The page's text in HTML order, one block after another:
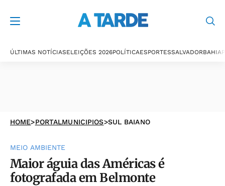
ÚLTIMAS NOTÍCIASELEIÇÕES 2026POLÍTICAESPORTESSALVADORBAHIA
HOME>PORTALMUNICIPIOS>SUL BAIANO
MEIO AMBIENTE
Maior águia das Américas é
fotografada em Belmonte